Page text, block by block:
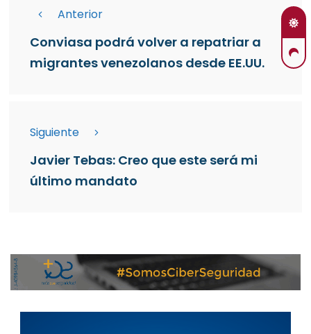
Anterior
Conviasa podrá volver a repatriar a
migrantes venezolanos desde EE.UU.
Siguiente
Javier Tebas: Creo que este será mi
último mandato